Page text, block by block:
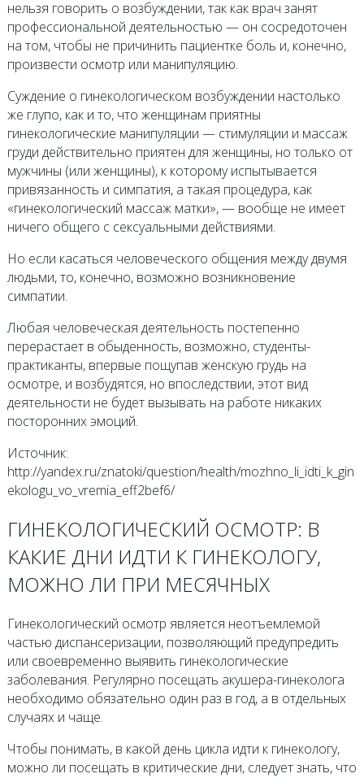
нельзя говорить о возбуждении, так как врач занят
профессиональной деятельностью — он сосредоточен
на том, чтобы не причинить пациентке боль и, конечно,
произвести осмотр или манипуляцию.
Суждение о гинекологическом возбуждении настолько
же глупо, как и то, что женщинам приятны
гинекологические манипуляции — стимуляции и массаж
груди действительно приятен для женщины, но только от
мужчины (или женщины), к которому испытывается
привязанность и симпатия, а такая процедура, как
«гинекологический массаж матки», — вообще не имеет
ничего общего с сексуальными действиями.
Но если касаться человеческого общения между двумя
людьми, то, конечно, возможно возникновение
симпатии.
Любая человеческая деятельность постепенно
перерастает в обыденность, возможно, студенты-
практиканты, впервые пощупав женскую грудь на
осмотре, и возбудятся, но впоследствии, этот вид
деятельности не будет вызывать на работе никаких
посторонних эмоций.
Источник:
http://yandex.ru/znatoki/question/health/mozhno_li_idti_k_gin
ekologu_vo_vremia_eff2bef6/
ГИНЕКОЛОГИЧЕСКИЙ ОСМОТР: В
КАКИЕ ДНИ ИДТИ К ГИНЕКОЛОГУ,
МОЖНО ЛИ ПРИ МЕСЯЧНЫХ
Гинекологический осмотр является неотъемлемой
частью диспансеризации, позволяющий предупредить
или своевременно выявить гинекологические
заболевания. Регулярно посещать акушера-гинеколога
необходимо обязательно один раз в год, а в отдельных
случаях и чаще.
Чтобы понимать, в какой день цикла идти к гинекологу,
можно ли посещать в критические дни, следует знать, что